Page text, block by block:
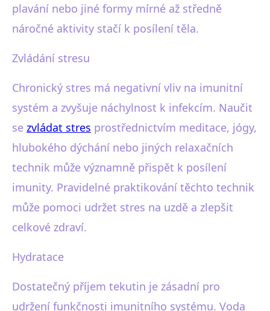
plavání nebo jiné formy mírné až středně
náročné aktivity stačí k posílení těla.
Zvládání stresu
Chronický stres má negativní vliv na imunitní
systém a zvyšuje náchylnost k infekcím. Naučit
se zvládat stres prostřednictvím meditace, jógy,
hlubokého dýchání nebo jiných relaxačních
technik může významně přispět k posílení
imunity. Pravidelné praktikování těchto technik
může pomoci udržet stres na uzdě a zlepšit
celkové zdraví.
Hydratace
Dostatečný příjem tekutin je zásadní pro
udržení funkčnosti imunitního systému. Voda